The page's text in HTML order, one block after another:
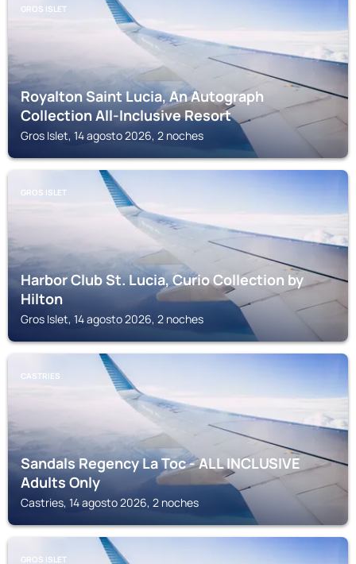
GROS ISLET
Royalton Saint Lucia, An Autograph
Collection All-Inclusive Resort
Gros Islet, 14 agosto 2026, 2 noches
GROS ISLET
Harbor Club St. Lucia, Curio Collection by
Hilton
Gros Islet, 14 agosto 2026, 2 noches
CASTRIES
Sandals Regency La Toc - ALL INCLUSIVE
Adults Only
Castries, 14 agosto 2026, 2 noches
GROS ISLET